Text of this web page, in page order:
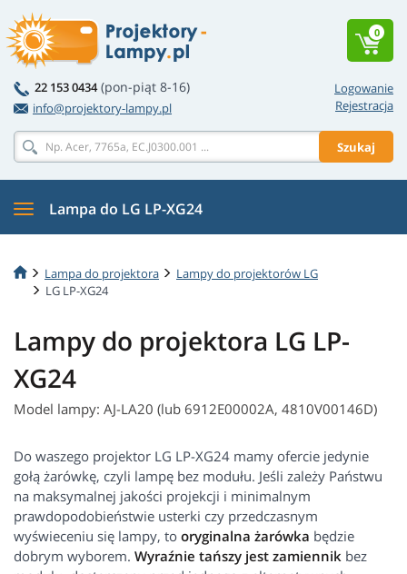
Logowanie
Rejestracja
22 153 0434 (pon-piąt 8-16)
info@projektory-lampy.pl
Szukaj
0
Lampa do LG LP-XG24
Lampa do projektora
Lampy do projektorów LG
LG LP-XG24
Lampy do projektora LG LP-
XG24
Model lampy: AJ-LA20 (lub 6912E00002A, 4810V00146D)
Do waszego projektor LG LP-XG24 mamy ofercie jedynie
gołą żarówkę, czyli lampę bez modułu. Jeśli zależy Państwu
na maksymalnej jakości projekcji i minimalnym
prawdopodobieństwie usterki czy przedczasnym
wyświeceniu się lampy, to oryginalna żarówka będzie
dobrym wyborem. Wyraźnie tańszy jest zamiennik bez